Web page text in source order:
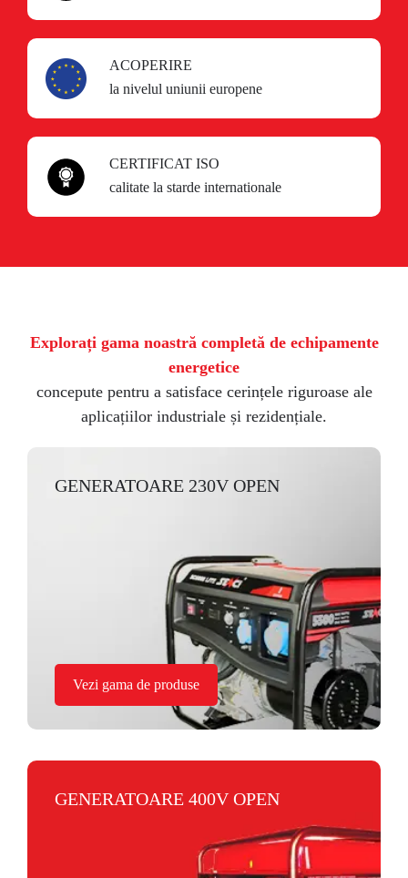
ACOPERIRE
la nivelul uniunii europene
CERTIFICAT ISO
calitate la starde internationale
Explorați gama noastră completă de echipamente
energetice
concepute pentru a satisface cerințele riguroase ale
aplicațiilor industriale și rezidențiale.
GENERATOARE 230V OPEN
Vezi gama de produse
GENERATOARE 400V OPEN